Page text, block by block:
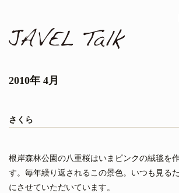
2010年 4月
さくら
根岸森林公園の八重桜はいまピンクの絨毯を
す。毎年繰り返されるこの景色。いつも見る
にさせていただいています。